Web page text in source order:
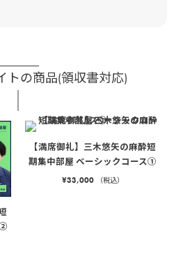
トの商品(領収書対応)
②
【満席御礼】三木悠矢の麻酔短
期集中部屋 ベーシックコース①
¥33,000 （税込）